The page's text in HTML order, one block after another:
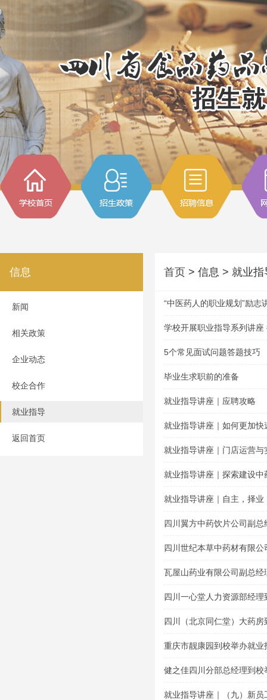
信息
新闻
相关政策
企业动态
校企合作
就业指导
返回首页
首页 > 信息 > 就业指
“中医药人的职业规划”励志
学校开展职业指导系列讲
5个常见面试问题答题技巧
毕业生求职前的准备
就业指导讲座｜应聘攻略
就业指导讲座｜如何更加快
就业指导讲座｜门店运营与
就业指导讲座｜探索建设中
就业指导讲座｜自主，择业
四川翼方中药饮片公司副
题讲座
四川世纪本草中药材有限
导专题讲座
瓦屋山药业有限公司副总
讲座
四川一心堂人力资源部经
座
四川（北京同仁堂）大药
座
重庆市靓康园到校举办就业
健之佳四川分部总经理到校
就业指导讲座｜（九）新员